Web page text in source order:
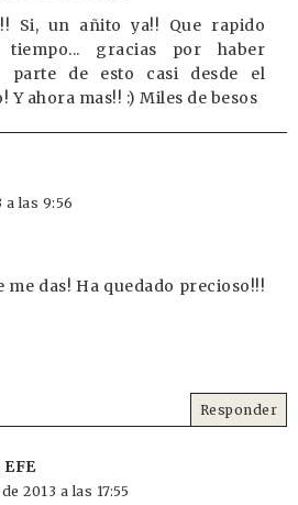
Si, un añito ya!! Que rapido
tiempo... gracias por haber
parte de esto casi desde el
Y ahora mas!! :) Miles de besos
a las 9:56
me das! Ha quedado precioso!!!
Responder
EFE
2013 a las 17:55